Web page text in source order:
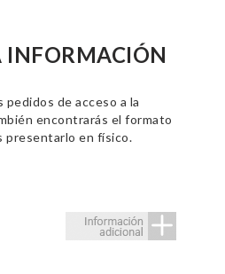
INFORMACIÓN
de acceso a la
encontrarás el formato
presentarlo en físico.